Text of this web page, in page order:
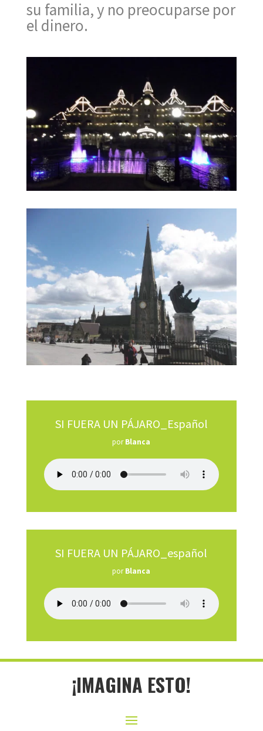
su familia, y no preocuparse por
el dinero.
SI FUERA UN PÁJARO_Español
porBlanca
SI FUERA UN PÁJARO_español
porBlanca
¡IMAGINA ESTO!